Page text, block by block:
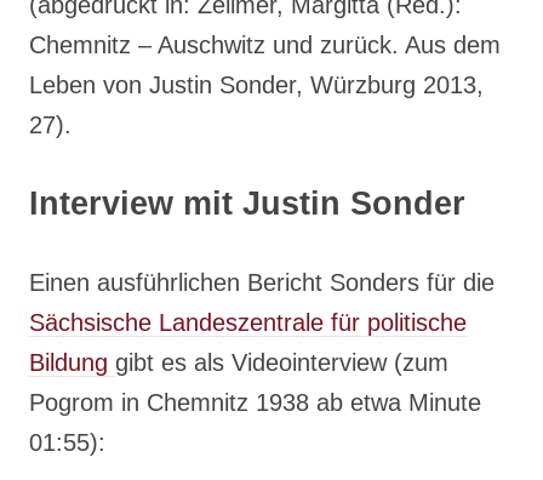
Chemnitz – Auschwitz und zurück. Aus dem
Leben von Justin Sonder, Würzburg 2013,
27).
Interview mit Justin Sonder
Einen ausführlichen Bericht Sonders für die
Sächsische Landeszentrale für politische
Bildung gibt es als Videointerview (zum
Pogrom in Chemnitz 1938 ab etwa Minute
01:55):